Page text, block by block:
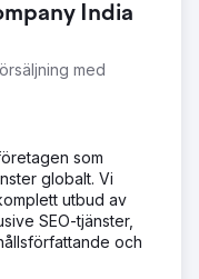
India
med
som
globalt. Vi
utbud av
SEO-tjänster,
och